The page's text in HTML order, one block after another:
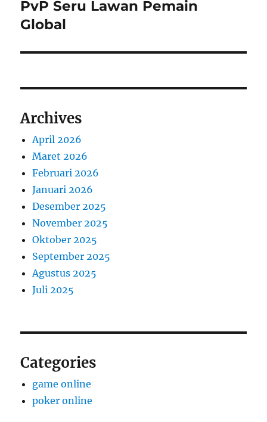
post:
PvP Seru Lawan Pemain
Global
Archives
April 2026
Maret 2026
Februari 2026
Januari 2026
Desember 2025
November 2025
Oktober 2025
September 2025
Agustus 2025
Juli 2025
Categories
game online
poker online